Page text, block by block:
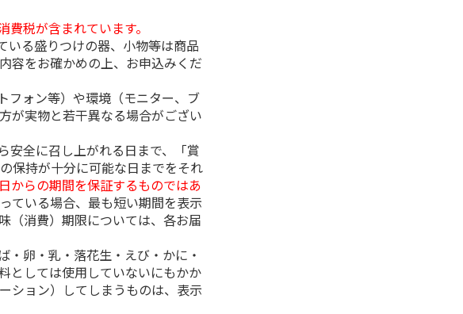
税が含まれています。
いる盛りつけの器、小物等は商品
容をお確かめの上、お申込みくだ
フォン等）や環境（モニター、ブ
が実物と若干異なる場合がござい
安全に召し上がれる日まで、「賞
保持が十分に可能な日までをそれ
からの期間を保証するものではあ
ている場合、最も短い期間を表示
（消費）期限については、各お届
・卵・乳・落花生・えび・かに・
としては使用していないにもかか
ション）してしまうものは、表示